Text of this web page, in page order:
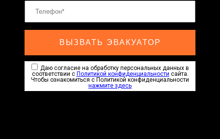
ВЫЗВАТЬ ЭВАКУАТОР
Даю согласие на обработку персональных данных в
соответствии с Политикой конфиденциальности сайта.
Чтобы ознакомиться с Политикой конфиденциальности
нажмите здесь